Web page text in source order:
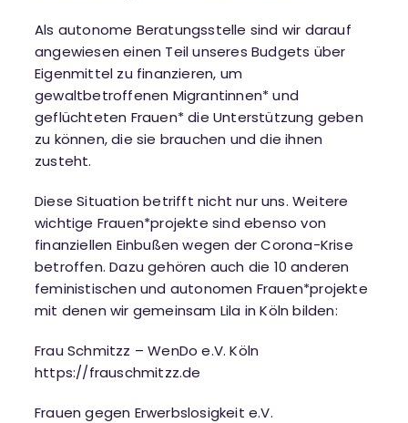
Als autonome Beratungsstelle sind wir darauf
angewiesen einen Teil unseres Budgets über
Eigenmittel zu finanzieren, um
gewaltbetroffenen Migrantinnen* und
geflüchteten Frauen* die Unterstützung geben
zu können, die sie brauchen und die ihnen
zusteht.
Diese Situation betrifft nicht nur uns. Weitere
wichtige Frauen*projekte sind ebenso von
finanziellen Einbußen wegen der Corona-Krise
betroffen. Dazu gehören auch die 10 anderen
feministischen und autonomen Frauen*projekte
mit denen wir gemeinsam Lila in Köln bilden:
Frau Schmitzz – WenDo e.V. Köln
https://frauschmitzz.de
Frauen gegen Erwerbslosigkeit e.V.